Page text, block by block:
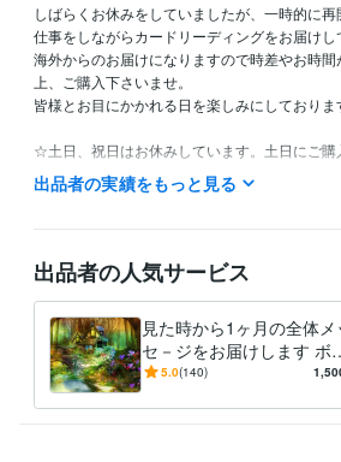
しばらくお休みをしていましたが、一時的に再
仕事をしながらカードリーディングをお届けし
海外からのお届けになりますので時差やお時
上、ご購入下さいませ。
皆様とお目にかかれる日を楽しみにしておりま
☆土日、祝日はお休みしています。土日にご
月曜日になる事をご理解下さい。
☆海外からになりますので、こちらの長期休暇
します。
ビジネス・クリエイティブツール
CapCut:1年InShot:5年Canva:3年
得意分野
占い オラクルカードリーディング
出品者の実績をもっと見る
出品者の人気サービス
見た時から1ヶ月の全体メ
セ－ジをお届けします ボ
ュームたっぷりの内容と
5.0(140)